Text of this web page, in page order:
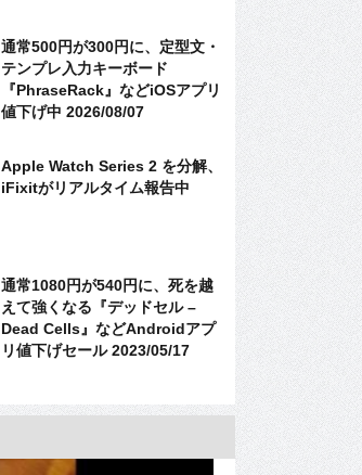
通常500円が300円に、定型文・
テンプレ入力キーボード
『PhraseRack』などiOSアプリ
値下げ中 2026/08/07
Apple Watch Series 2 を分解、
iFixitがリアルタイム報告中
通常1080円が540円に、死を越
えて強くなる『デッドセル –
Dead Cells』などAndroidアプ
リ値下げセール 2023/05/17